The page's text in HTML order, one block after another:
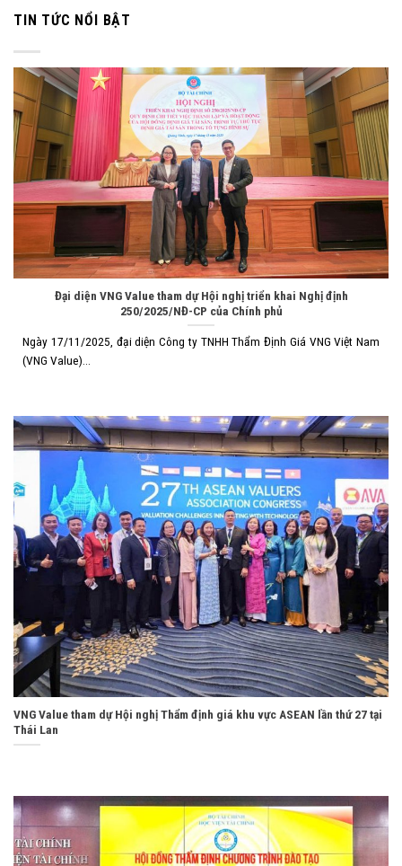
TIN TỨC NỔI BẬT
Đại diện VNG Value tham dự Hội nghị triển khai Nghị định
250/2025/NĐ-CP của Chính phủ
Ngày 17/11/2025, đại diện Công ty TNHH Thẩm Định Giá VNG Việt Nam
(VNG Value)...
VNG Value tham dự Hội nghị Thẩm định giá khu vực ASEAN lần thứ 27 tại
Thái Lan